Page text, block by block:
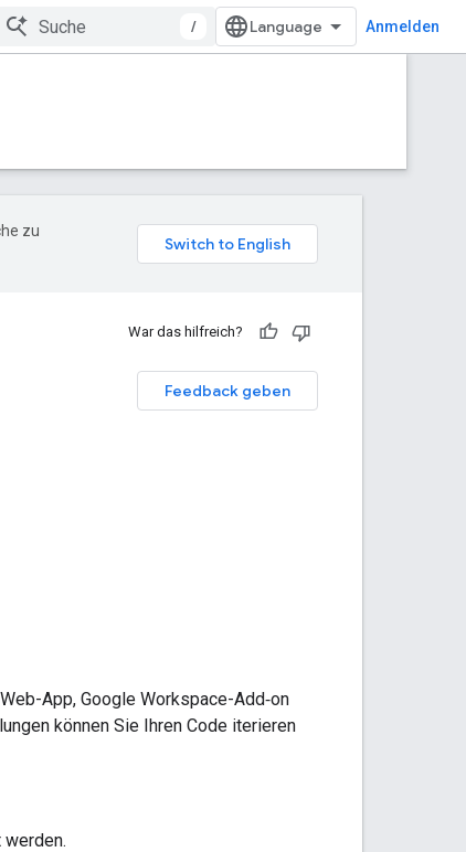
/ Anmelden
zu
War das hilfreich?
Feedback geben
App, Google Workspace-Add‑on
können Sie Ihren Code iterieren